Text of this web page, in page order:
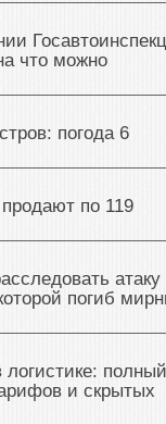
что можно
погода 6
по 119
атаку
погиб
полный
и скрытых